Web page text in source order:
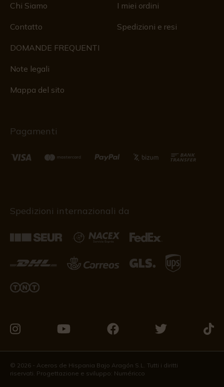
Chi Siamo
Contatto
DOMANDE FREQUENTI
Note legali
Mappa del sito
I miei ordini
Spedizioni e resi
Pagamenti
Spedizioni internazionali da
a
trovarci
su
a
trovarci
su
a
trovarci
su
a
trovarci
a
© 2026 - Aceros de Hispania Bajo Aragón S.L. Tutti i diritti
riservati. Progettazione e sviluppo: Numéricco